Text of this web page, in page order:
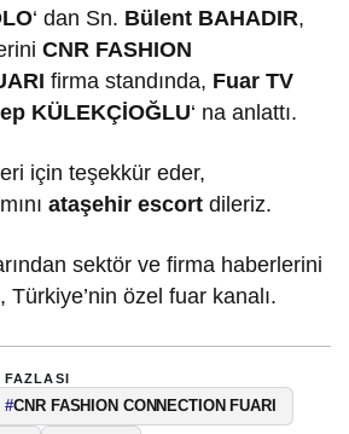
‘ dan Sn. Bülent BAHADIR,
CNR FASHION
firma standında, Fuar TV
KÜLEKÇİOĞLU‘ na anlattı.
için teşekkür eder,
ataşehir escort dileriz.
sektör ve firma haberlerini
özel fuar kanalı.
FAZLASI
#CNR FASHION CONNECTION FUARI